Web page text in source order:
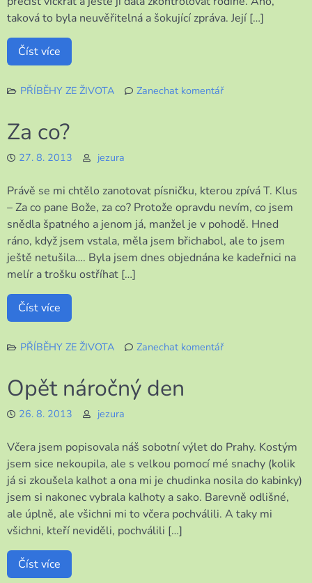
taková to byla neuvěřitelná a šokující zpráva. Její […]
Číst více
PŘÍBĚHY ZE ŽIVOTA
Zanechat komentář
Za co?
27. 8. 2013 jezura
Právě se mi chtělo zanotovat písničku, kterou zpívá T. Klus
– Za co pane Bože, za co? Protože opravdu nevím, co jsem
snědla špatného a jenom já, manžel je v pohodě. Hned
ráno, když jsem vstala, měla jsem břichabol, ale to jsem
ještě netušila…. Byla jsem dnes objednána ke kadeřnici na
melír a trošku ostříhat […]
Číst více
PŘÍBĚHY ZE ŽIVOTA
Zanechat komentář
Opět náročný den
26. 8. 2013 jezura
Včera jsem popisovala náš sobotní výlet do Prahy. Kostým
jsem sice nekoupila, ale s velkou pomocí mé snachy (kolik
já si zkoušela kalhot a ona mi je chudinka nosila do kabinky)
jsem si nakonec vybrala kalhoty a sako. Barevně odlišné,
ale úplně, ale všichni mi to včera pochválili. A taky mi
všichni, kteří neviděli, pochválili […]
Číst více